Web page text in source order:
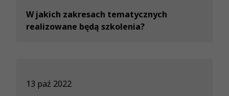
W jakich zakresach tematycznych
realizowane będą szkolenia?
13 paź 2022